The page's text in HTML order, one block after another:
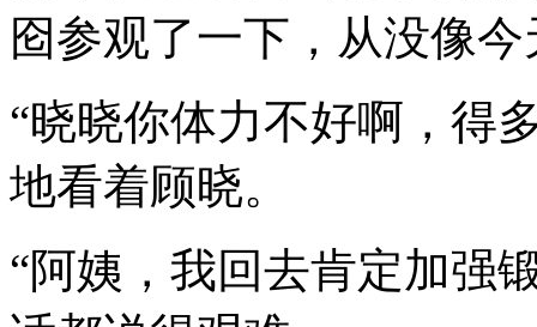
囵参观了一下，从没像
“晓晓你体力不好啊，得
地看着顾晓。
“阿姨，我回去肯定加强